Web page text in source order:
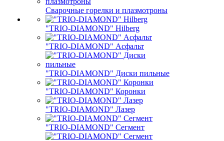
Сварочные горелки и плазмотроны
"TRIO-DIAMOND" Hilberg
"TRIO-DIAMOND" Асфальт
"TRIO-DIAMOND" Диски пильные
"TRIO-DIAMOND" Коронки
"TRIO-DIAMOND" Лазер
"TRIO-DIAMOND" Сегмент